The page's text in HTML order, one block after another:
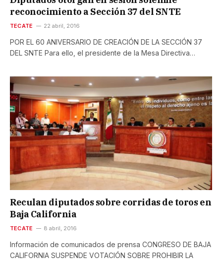
reconocimiento a Sección 37 del SNTE
TECATE 22 abril, 2016
POR EL 60 ANIVERSARIO DE CREACIÓN DE LA SECCIÓN 37
DEL SNTE Para ello, el presidente de la Mesa Directiva…
Reculan diputados sobre corridas de toros en
Baja California
TECATE 8 abril, 2016
Información de comunicados de prensa CONGRESO DE BAJA
CALIFORNIA SUSPENDE VOTACIÓN SOBRE PROHIBIR LA